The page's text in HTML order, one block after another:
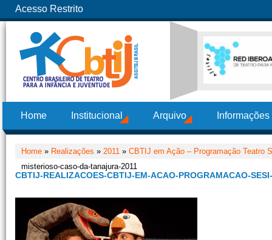
Acesso Restrito
Home Institucional Arquivo
Home » Realizações » 2011 » CBTIJ em Ação – Programação Teatro
misterioso-caso-da-tanajura-2011
CBTIJ-REALIZACOES-CBTIJ-EM-ACAO-PROGRAMACAO-